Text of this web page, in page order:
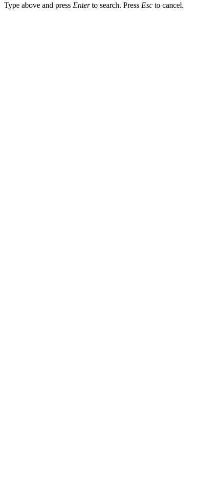
Type above and press Enterto search. Press Esc to cancel.